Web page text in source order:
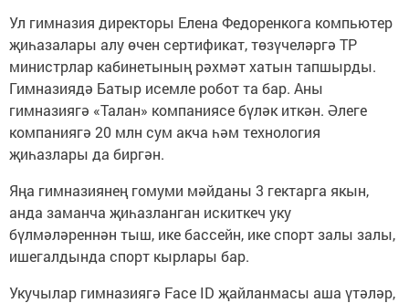
Ул гимназия директоры Елена Федоренкога компьютер
җиһазалары алу өчен сертификат, төзүчеләргә ТР
министрлар кабинетының рәхмәт хатын тапшырды.
Гимназиядә Батыр исемле робот та бар. Аны
гимназиягә «Талан» компаниясе бүләк иткән. Әлеге
компаниягә 20 млн сум акча һәм технология
җиһазлары да биргән.
Яңа гимназиянең гомуми мәйданы 3 гектарга якын,
анда заманча җиһазланган искиткеч уку
бүлмәләреннән тыш, ике бассейн, ике спорт залы залы,
ишегалдында спорт кырлары бар.
Укучылар гимназиягә Face ID җайланмасы аша үтәләр,